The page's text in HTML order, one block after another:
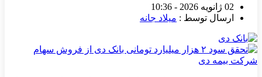
02 ژانویه 2026 - 10:36
ارسال توسط : میلاد جانه